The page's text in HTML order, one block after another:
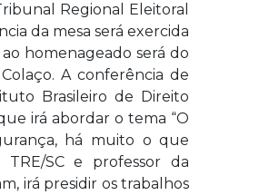
Regional Eleitoral
da mesa será exercida
homenageado será do
A conferência de
Brasileiro de Direito
irá abordar o tema “O
há muito o que
SC e professor da
irá presidir os trabalhos